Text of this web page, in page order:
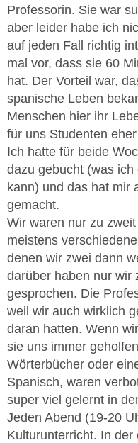
Professorin. Sie war
aber leider habe ich
auf jeden Fall richtig
mal vor, dass sie 60
hat. Der Vorteil war,
spanische Leben
Menschen hier ihr
für uns Studenten
Ich hatte für beide
dazu gebucht (was
kann) und das hat mir
gemacht.
Wir waren nur zu
meistens
denen wir zwei dann
darüber haben nur wir
gesprochen. Die
weil wir auch wirklich
daran hatten. Wenn
sie uns immer
Wörterbücher oder
Spanisch, waren
super viel gelernt in
Jeden Abend (19-20
Kulturunterricht. In